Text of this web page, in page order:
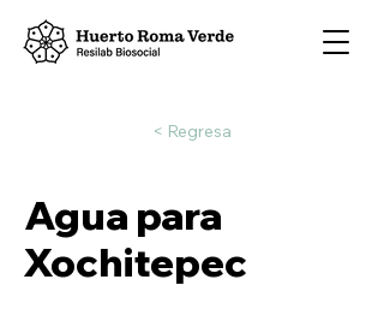
< Regresa
Agua para
Xochitepec